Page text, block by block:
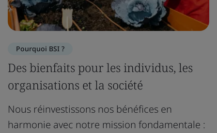
Pourquoi BSI ?
Des bienfaits pour les individus, les
organisations et la société
Nous réinvestissons nos bénéfices en
harmonie avec notre mission fondamentale :